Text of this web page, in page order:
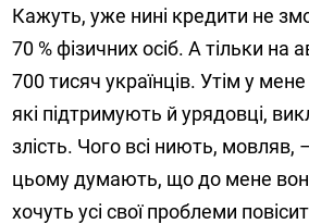
Кажуть, уже нині кредити не
70 % фізичних осіб. А тільки на
700 тисяч українців. Утім у мене
які підтримують й урядовці,
злість. Чого всі ниють, мовляв,
цьому думають, що до мене
хочуть усі свої проблеми